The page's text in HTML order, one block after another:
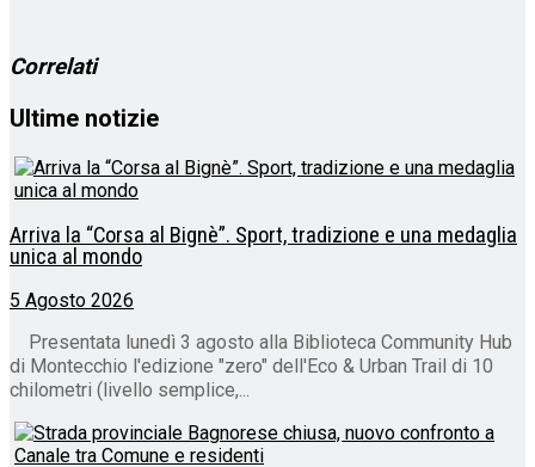
Correlati
Ultime notizie
Arriva la “Corsa al Bignè”. Sport, tradizione e una medaglia
unica al mondo
5 Agosto 2026
Presentata lunedì 3 agosto alla Biblioteca Community Hub
di Montecchio l'edizione "zero" dell'Eco & Urban Trail di 10
chilometri (livello semplice,...